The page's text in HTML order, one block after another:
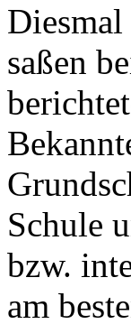
saßen
Schule
bzw.
am